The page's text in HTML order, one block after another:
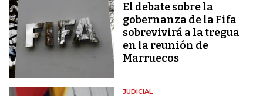
El debate sobre la
gobernanza de la Fifa
sobrevivirá a la tregua
en la reunión de
Marruecos
JUDICIAL